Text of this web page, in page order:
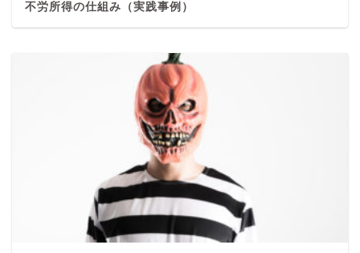
不労所得の仕組み（実践事例）